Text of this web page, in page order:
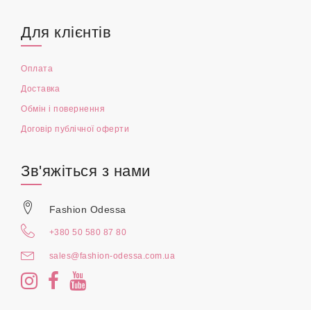
Для клієнтів
Оплата
Доставка
Обмін і повернення
Договір публічної оферти
Зв'яжіться з нами
Fashion Odessa
+380 50 580 87 80
sales@fashion-odessa.com.ua